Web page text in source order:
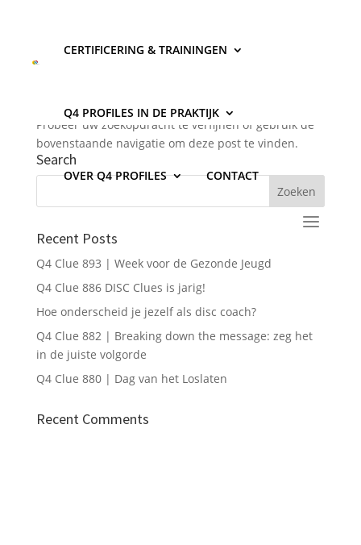
CERTIFICERING & TRAININGEN
Q4 PROFILES IN DE PRAKTIJK
OVER Q4 PROFILES CONTACT
De pagina die u zocht kon niet gevonden worden.
Probeer uw zoekopdracht te verfijnen of gebruik de
bovenstaande navigatie om deze post te vinden.
Search
Recent Posts
Q4 Clue 893 | Week voor de Gezonde Jeugd
Q4 Clue 886 DISC Clues is jarig!
Hoe onderscheid je jezelf als disc coach?
Q4 Clue 882 | Breaking down the message: zeg het
in de juiste volgorde
Q4 Clue 880 | Dag van het Loslaten
Recent Comments